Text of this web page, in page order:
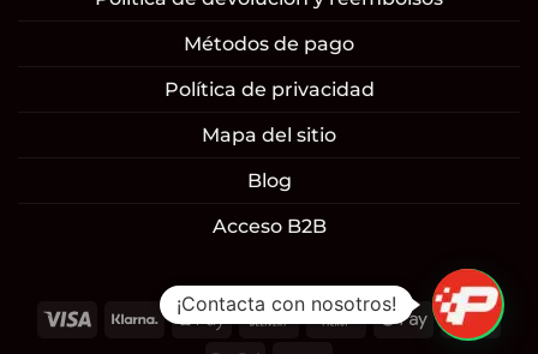
Métodos de pago
Política de privacidad
Mapa del sitio
Blog
Acceso B2B
Visa Klarna
Apple
Cash
Cash
Google
Pay
¡Contacta con nosotros!